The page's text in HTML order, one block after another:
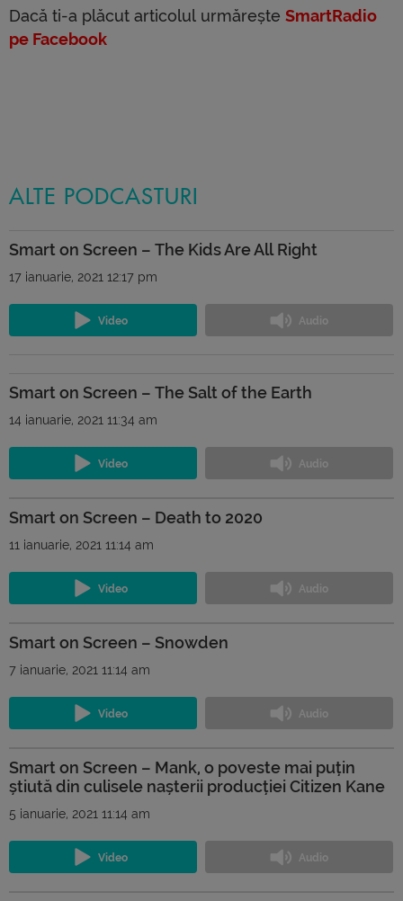
Dacă ti-a plăcut articolul urmărește SmartRadio
pe Facebook
ALTE PODCASTURI
Smart on Screen – The Kids Are All Right
17 ianuarie, 2021 12:17 pm
Smart on Screen – The Salt of the Earth
14 ianuarie, 2021 11:34 am
Smart on Screen – Death to 2020
11 ianuarie, 2021 11:14 am
Smart on Screen – Snowden
7 ianuarie, 2021 11:14 am
Smart on Screen – Mank, o poveste mai puțin
știută din culisele nașterii producției Citizen Kane
5 ianuarie, 2021 11:14 am